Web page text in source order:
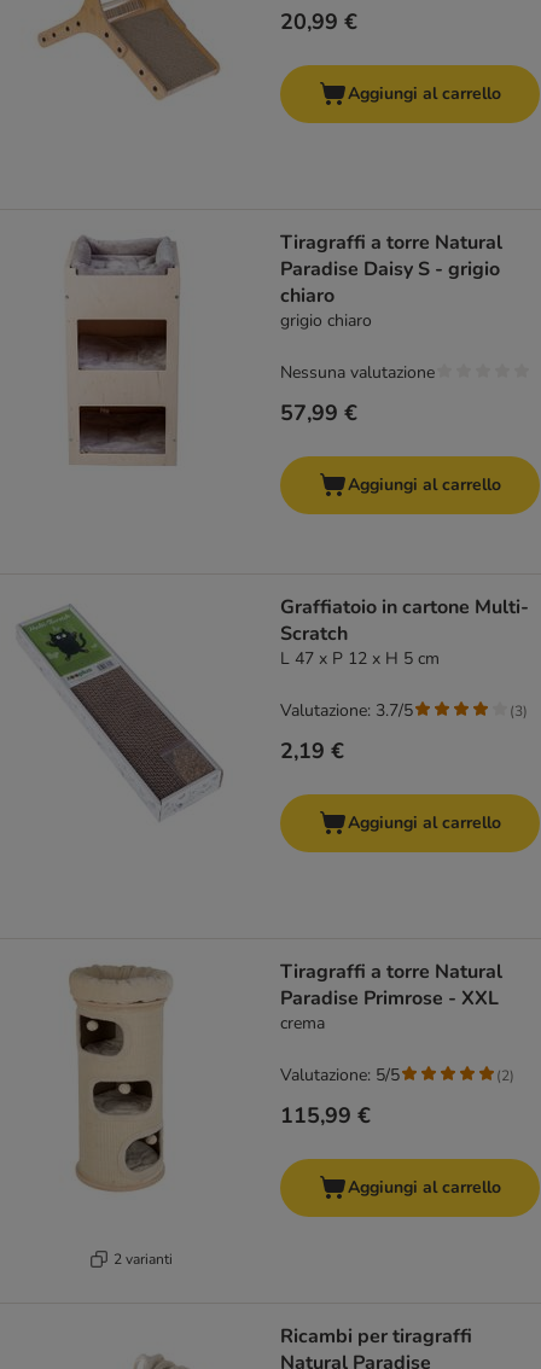
20,99 €
Aggiungi al carrello
Tiragraffi a torre Natural
Paradise Daisy S - grigio
chiaro
grigio chiaro
57,99 €
Nessuna valutazione
Aggiungi al carrello
Graffiatoio in cartone Multi-
Scratch
L 47 x P 12 x H 5 cm
2,19 €
Valutazione: 3.7/5 (3)
Aggiungi al carrello
2 varianti
Tiragraffi a torre Natural
Paradise Primrose - XXL
crema
115,99 €
Valutazione: 5/5 (2)
Aggiungi al carrello
Ricambi per tiragraffi
Natural Paradise